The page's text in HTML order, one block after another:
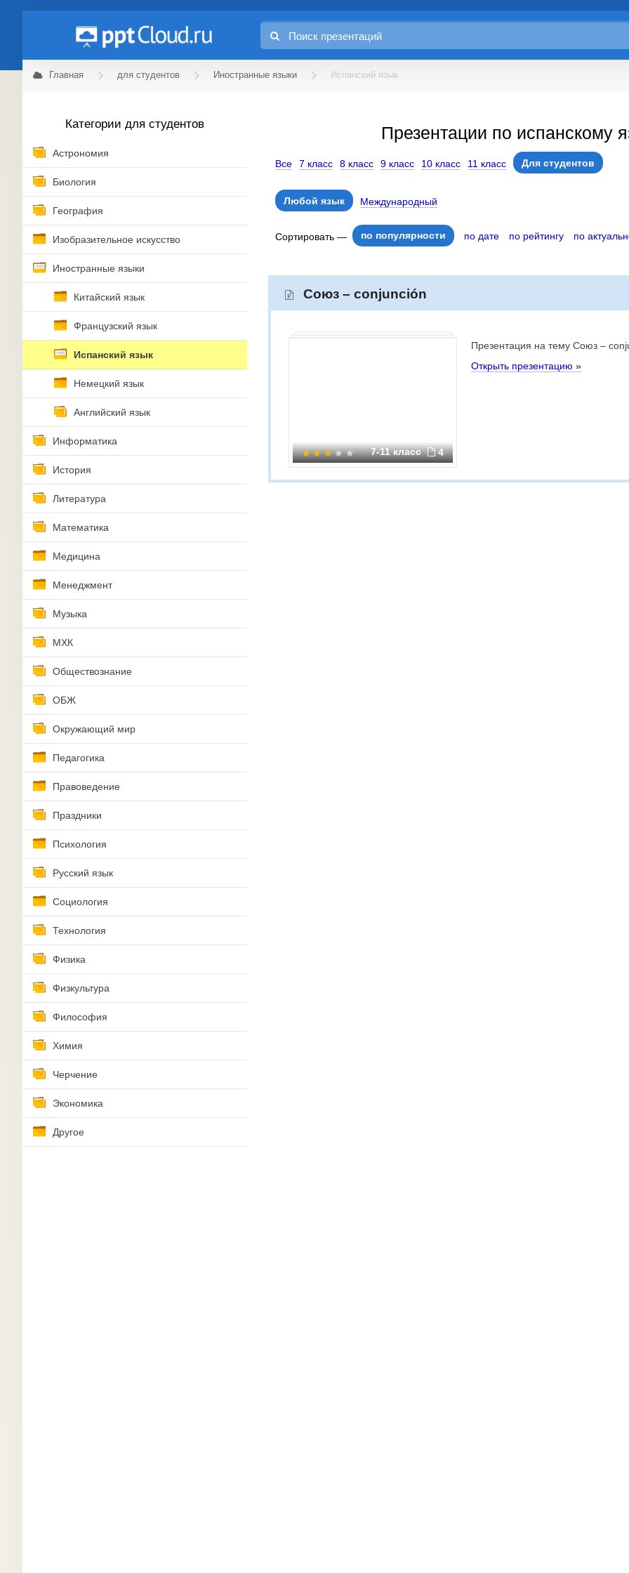
Главная для студентов Иностранные языки Испанский язык
Категории для студентов
Астрономия
Биология
География
Изобразительное искусство
Иностранные языки
Китайский язык
Французский язык
Испанский язык
Немецкий язык
Английский язык
Информатика
История
Литература
Математика
Медицина
Менеджмент
Музыка
МХК
Обществознание
ОБЖ
Окружающий мир
Педагогика
Правоведение
Праздники
Психология
Русский язык
Социология
Технология
Физика
Физкультура
Философия
Химия
Черчение
Экономика
Другое
Презентации по испанскому
Все 7 класс 8 класс 9 класс 10 класс 11 класс Для студентов
Любой язык Международный
Сортировать — по популярности по дате по рейтингу по
Союз – conjunción
7-11 класс 4
Презентация на тему Союз –
Открыть презентацию »